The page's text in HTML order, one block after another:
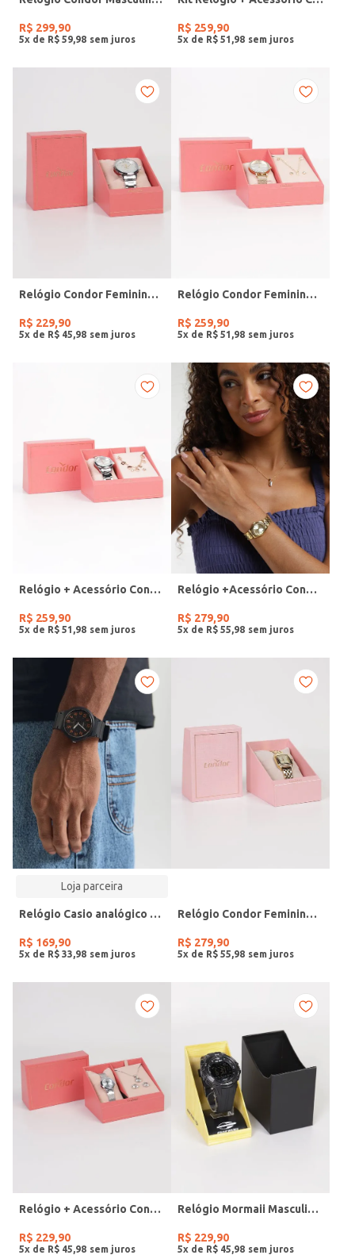
R$ 299,90
5x de R$ 59 98
R$ 259,90
5x de R$ 51 98
Relógio Condor Feminino PRATA
R$ 229,90
5x de R$ 45 98
Relógio Condor Feminino DOURADO
R$ 259,90
5x de R$ 51 98
Relógio + Acessório Condor Feminino PRATA
R$ 259,90
5x de R$ 51 98
Relógio +Acessório Condor Feminino DOURADO
R$ 279,90
5x de R$ 55 98
Loja parceira
Relógio Casio analógico MW-240-4BVDF-SC
R$ 169,90
5x de R$ 33 98
Relógio Condor Feminino DOURADO
R$ 279,90
5x de R$ 55 98
Relógio + Acessório Condor Feminino PRATA
R$ 229,90
5x de R$ 45 98
Relógio Mormaii Masculino PRETO
R$ 229,90
5x de R$ 45 98